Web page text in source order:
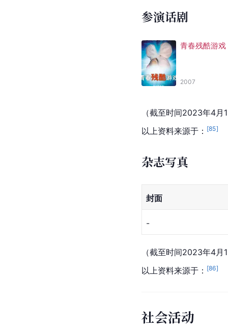
参演话剧
青春残酷游戏
2007
（截至时间2023年4月
以上资料来源于： [85]
杂志写真
封面
-
（截至时间2023年4月
以上资料来源于： [86]
社会活动